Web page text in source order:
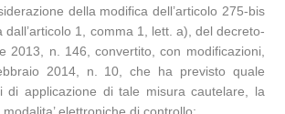
della modifica dell’articolo 275-bis
dall’articolo 1, comma 1, lett. a), del decreto-
2013, n. 146, convertito, con modificazioni,
2014, n. 10, che ha previsto quale
di applicazione di tale misura cautelare, la